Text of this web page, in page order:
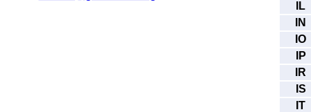
IL
IN
IO
IP
IR
IS
IT